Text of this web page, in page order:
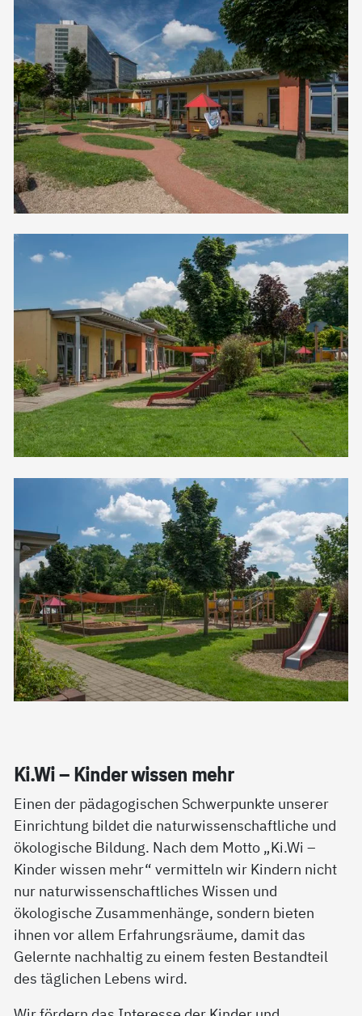
Ki.Wi – Kin­der wis­sen mehr
Einen der pädagogischen Schwerpunkte unserer
Einrichtung bildet die naturwissenschaftliche und
ökologische Bildung. Nach dem Motto „Ki.Wi –
Kinder wissen mehr“ vermitteln wir Kindern nicht
nur naturwissenschaftliches Wissen und
ökologische Zusammenhänge, sondern bieten
ihnen vor allem Erfahrungsräume, damit das
Gelernte nachhaltig zu einem festen Bestandteil
des täglichen Lebens wird.